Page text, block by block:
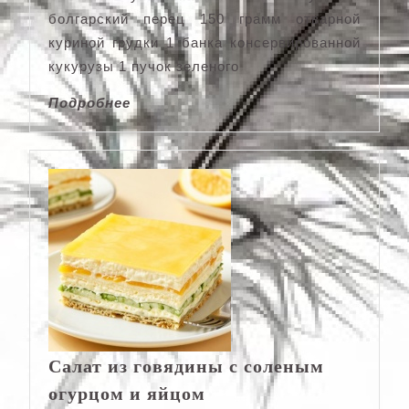
болгарский перец 150 грамм отварной
куриной грудки 1 банка консервированной
кукурузы 1 пучок зеленого
Подробнее Подробнее
Салат из говядины с соленым
огурцом и яйцом